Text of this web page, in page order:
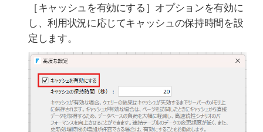
［キャッシュを有効にする］オプションを有効に
し、利用状況に応じてキャッシュの保持時間を設
定します。